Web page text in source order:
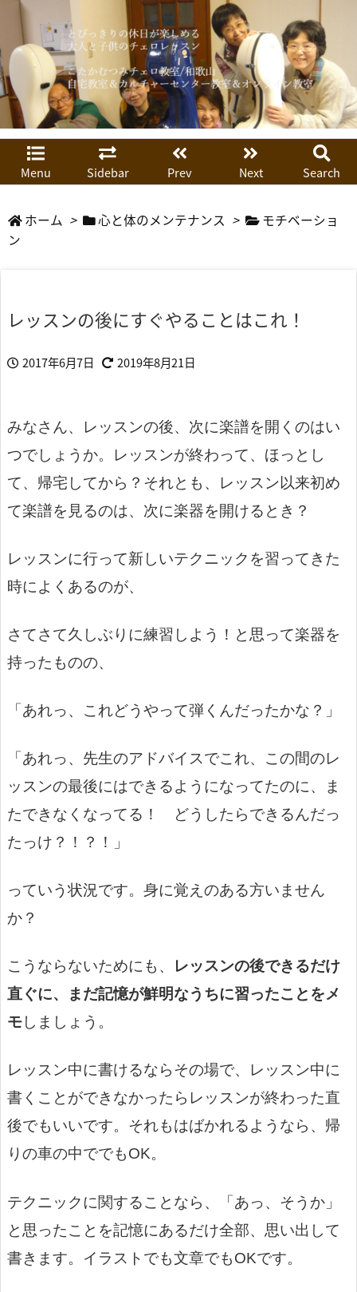
Menu Sidebar Prev Next Search
ホーム > 心と体のメンテナンス >
モチベーショ
ン
レッスンの後にすぐやることはこれ！
2017年6月7日 2019年8月21日
みなさん、レッスンの後、次に楽譜を開くのはい
つでしょうか。
レッスンが終わって、ほっとし
て、帰宅してから？それとも、レッスン以来初め
て楽譜を見るのは、次に楽器を開けるとき？
レッスンに行って新しいテクニックを習ってきた
時によくあるのが、
さてさて久しぶりに練習しよう！と思って楽器を
持ったものの、
「あれっ、これどうやって弾くんだったかな？」
「あれっ、先生のアドバイスでこれ、この間のレ
ッスンの最後にはできるようになってたのに、ま
たできなくなってる！ どうしたらできるんだっ
たっけ？！？！」
っていう状況です。身に覚えのある方いません
か？
こうならないためにも、 レッスンの後できるだけ
直ぐに、
まだ記憶が鮮明なうちに習ったことをメ
モしましょう。
レッスン中に書けるならその場で、レッスン中に
書くことができなかったらレッスンが終わった直
後でもいいです。それもはばかれるようなら、帰
りの車の中ででもOK。
テクニックに関することなら、
「あっ、そうか」
と思ったことを記憶にあるだけ全部、思い出して
書きます。 イラストでも文章でもOKです。